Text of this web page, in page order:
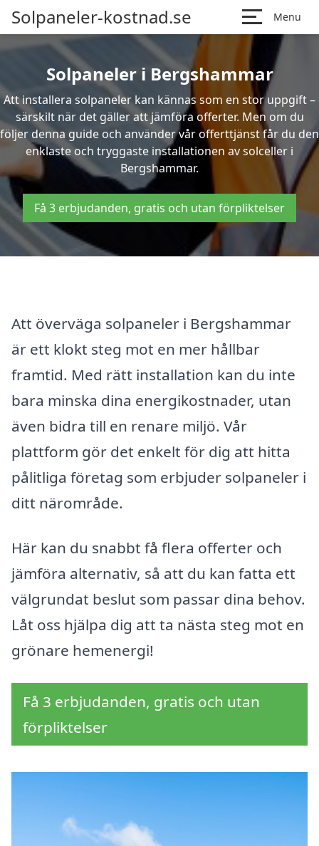
Solpaneler-kostnad.se Menu
Solpaneler i Bergshammar
Att installera solpaneler kan kännas som en stor uppgift –
särskilt när det gäller att jämföra offerter. Men om du
följer denna guide och använder vår offerttjänst får du den
enklaste och tryggaste installationen av solceller i
Bergshammar.
Få 3 erbjudanden, gratis och utan förpliktelser
Att överväga solpaneler i Bergshammar
är ett klokt steg mot en mer hållbar
framtid. Med rätt installation kan du inte
bara minska dina energikostnader, utan
även bidra till en renare miljö. Vår
plattform gör det enkelt för dig att hitta
pålitliga företag som erbjuder solpaneler i
ditt närområde.
Här kan du snabbt få flera offerter och
jämföra alternativ, så att du kan fatta ett
välgrundat beslut som passar dina behov.
Låt oss hjälpa dig att ta nästa steg mot en
grönare hemenergi!
Få 3 erbjudanden, gratis och utan
förpliktelser